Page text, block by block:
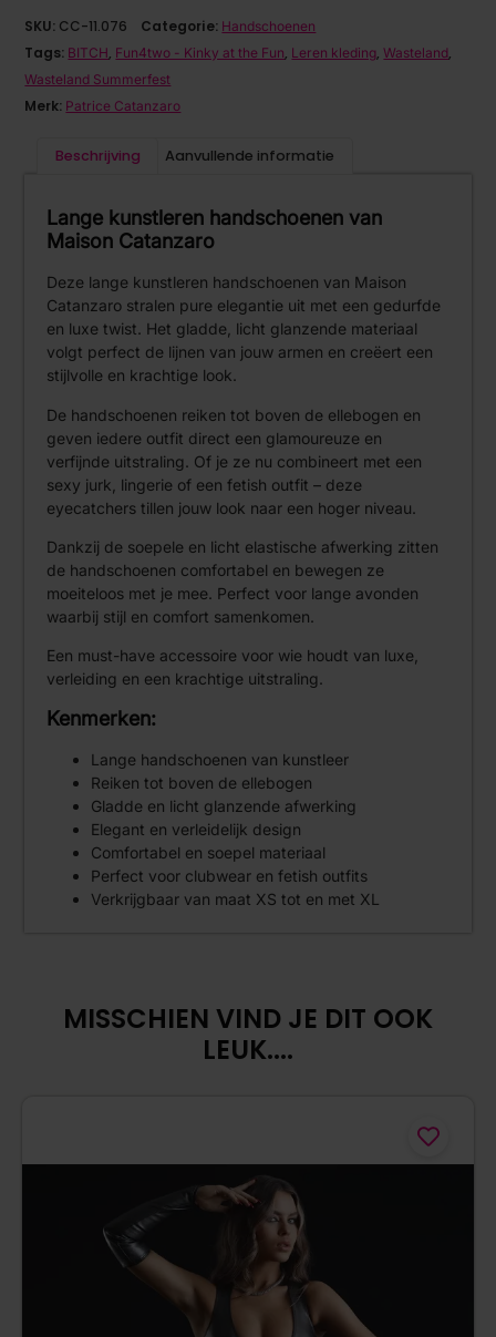
SKU: CC-11.076 Categorie: Handschoenen
Tags: BITCH, Fun4two - Kinky at the Fun, Leren kleding,Wasteland,
Wasteland Summerfest
Merk: Patrice Catanzaro
Beschrijving Aanvullende informatie
Lange kunstleren handschoenen van
Maison Catanzaro
Deze lange kunstleren handschoenen van Maison
Catanzaro stralen pure elegantie uit met een gedurfde
en luxe twist. Het gladde, licht glanzende materiaal
volgt perfect de lijnen van jouw armen en creëert een
stijlvolle en krachtige look.
De handschoenen reiken tot boven de ellebogen en
geven iedere outfit direct een glamoureuze en
verfijnde uitstraling. Of je ze nu combineert met een
sexy jurk, lingerie of een fetish outfit – deze
eyecatchers tillen jouw look naar een hoger niveau.
Dankzij de soepele en licht elastische afwerking zitten
de handschoenen comfortabel en bewegen ze
moeiteloos met je mee. Perfect voor lange avonden
waarbij stijl en comfort samenkomen.
Een must-have accessoire voor wie houdt van luxe,
verleiding en een krachtige uitstraling.
Kenmerken:
Lange handschoenen van kunstleer
Reiken tot boven de ellebogen
Gladde en licht glanzende afwerking
Elegant en verleidelijk design
Comfortabel en soepel materiaal
Perfect voor clubwear en fetish outfits
Verkrijgbaar van maat XS tot en met XL
MISSCHIEN VIND JE DIT OOK
LEUK....